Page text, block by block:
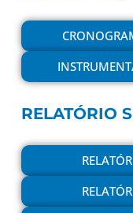
RELATÓRIO